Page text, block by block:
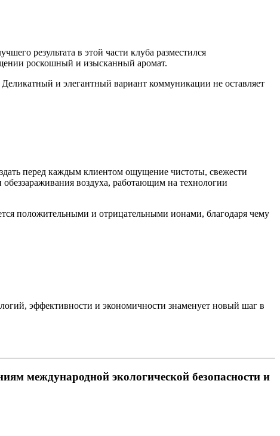
результата в этой части клуба разместился
роскошный и изысканный аромат.
и элегантный вариант коммуникации не оставляет
перед каждым клиентом ощущение чистоты, свежести
воздуха, работающим на технологии
положительными и отрицательными ионами, благодаря чему
эффективности и экономичности знаменует новый шаг в
международной экологической безопасности и